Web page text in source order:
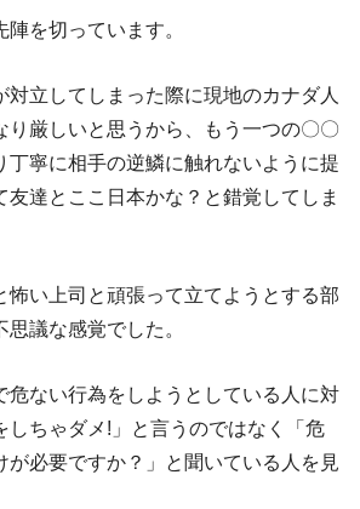
を切っています。
対立してしまった際に現地のカナダ人
り厳しいと思うから、もう一つの〇〇
丁寧に相手の逆鱗に触れないように提
友達とここ日本かな？と錯覚してしま
怖い上司と頑張って立てようとする部
思議な感覚でした。
危ない行為をしようとしている人に対
しちゃダメ!」と言うのではなく「危
が必要ですか？」と聞いている人を見